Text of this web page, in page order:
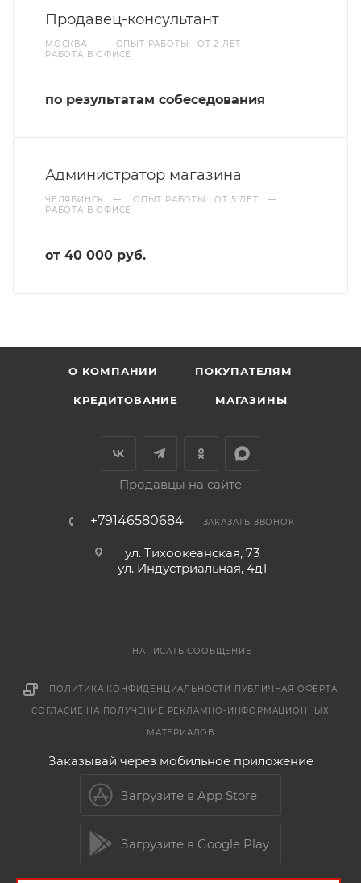
Продавец-консультант
МОСКВА — ОПЫТ РАБОТЫ: ОТ 2 ЛЕТ
—
РАБОТА В ОФИСЕ
по результатам собеседования
Администратор магазина
ЧЕЛЯБИНСК — ОПЫТ РАБОТЫ: ОТ 5 ЛЕТ
—
РАБОТА В ОФИСЕ
от 40 000 руб.
О КОМПАНИИ ПОКУПАТЕЛЯМ
КРЕДИТОВАНИЕ МАГАЗИНЫ
Продавцы на сайте
+79146580684 ЗАКАЗАТЬ ЗВОНОК
ул. Тихоокеанская, 73
ул. Индустриальная, 4д1
НАПИСАТЬ СООБЩЕНИЕ
ПОЛИТИКА КОНФИДЕНЦИАЛЬНОСТИ ПУБЛИЧНАЯ ОФЕРТА
СОГЛАСИЕ НА ПОЛУЧЕНИЕ РЕКЛАМНО-ИНФОРМАЦИОННЫХ
МАТЕРИАЛОВ
Заказывай через мобильное приложение
Загрузите в App Store
Загрузите в Google Play